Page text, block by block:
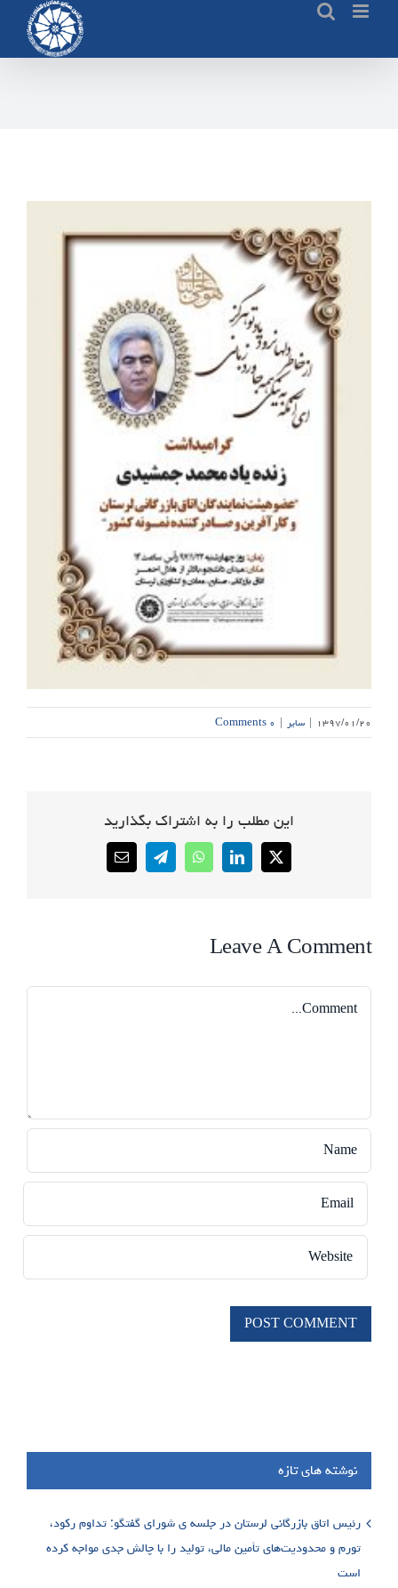
content
۱۳۹۷/۰۱/۲۰ | سایر | ۰ Comments
این مطلب را به اشتراک بگذارید
X
LinkedIn
WhatsApp
Telegram
Email
Leave A Comment
نوشته های تازه
رئیس اتاق بازرگانی لرستان در جلسه ی شورای گفتگو: تداوم رکود،
تورم و محدودیت‌های تأمین مالی، تولید را با چالش جدی مواجه کرده
است